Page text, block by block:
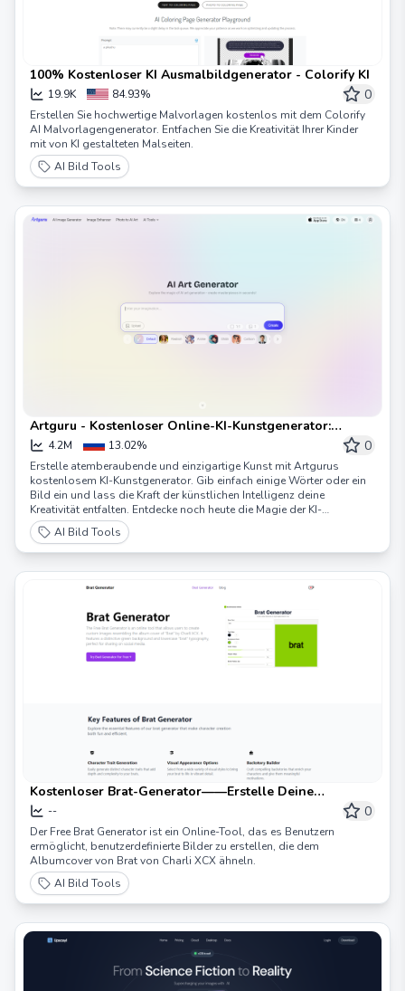
100% Kostenloser KI Ausmalbildgenerator - Colorify KI
19.9K 84.93% 0
Erstellen Sie hochwertige Malvorlagen kostenlos mit dem Colorify
AI Malvorlagengenerator. Entfachen Sie die Kreativität Ihrer Kinder
mit von KI gestalteten Malseiten.
AI Bild Tools
Artguru - Kostenloser Online-KI-Kunstgenerator:
Erstellen Sie KI-Kunst aus Text und Foto
4.2M 13.02% 0
Erstelle atemberaubende und einzigartige Kunst mit Artgurus
kostenlosem KI-Kunstgenerator. Gib einfach einige Wörter oder ein
Bild ein und lass die Kraft der künstlichen Intelligenz deine
Kreativität entfalten. Entdecke noch heute die Magie der KI-
Kunstgenerierung!
AI Bild Tools
Kostenloser Brat-Generator——Erstelle Deine
einzigartigen Charaktere
-- 0
Der Free Brat Generator ist ein Online-Tool, das es Benutzern
ermöglicht, benutzerdefinierte Bilder zu erstellen, die dem
Albumcover von Brat von Charli XCX ähneln.
AI Bild Tools